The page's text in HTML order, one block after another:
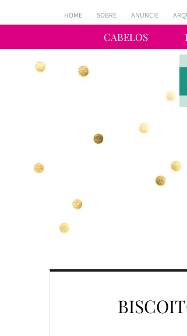
CABELOS
HOME SOBRE ANUNCIE